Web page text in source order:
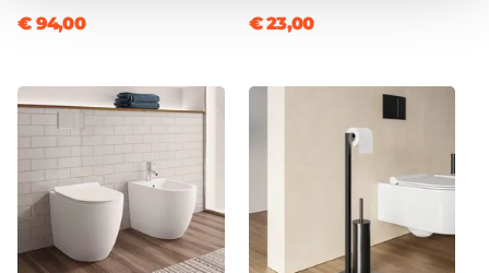
Su piatto doccia
Filopavimento
€ 94,00 € 23,00